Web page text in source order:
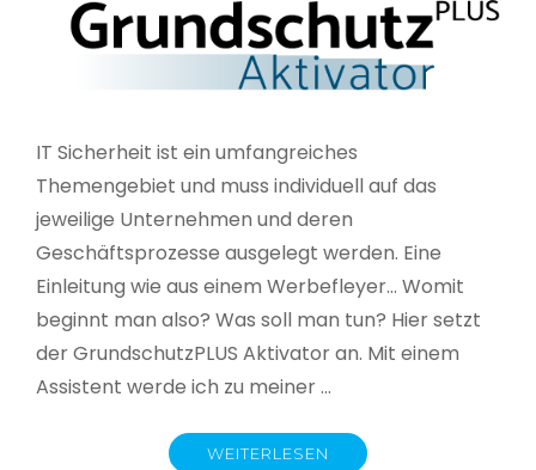
IT Sicherheit ist ein umfangreiches
Themengebiet und muss individuell auf das
jeweilige Unternehmen und deren
Geschäftsprozesse ausgelegt werden. Eine
Einleitung wie aus einem Werbefleyer… Womit
beginnt man also? Was soll man tun? Hier setzt
der GrundschutzPLUS Aktivator an. Mit einem
Assistent werde ich zu meiner …
WEITERLESEN